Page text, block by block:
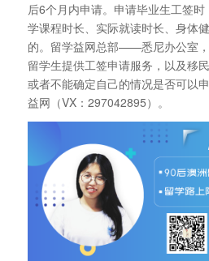
后6个月内申请。申请毕业生工签
学课程时长、实际就读时长、身体
的。留学益网总部——悉尼办公室
留学生提供工签申请服务，以及移
或者不能确定自己的情况是否可以
益网（VX：297042895）。